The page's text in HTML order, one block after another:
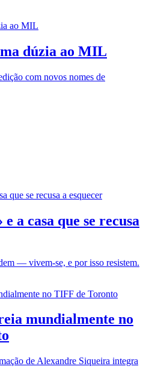
dúzia ao MIL
com novos nomes de
a casa que se recusa
— vivem-se, e por isso resistem.
mundialmente no
de Alexandre Siqueira integra